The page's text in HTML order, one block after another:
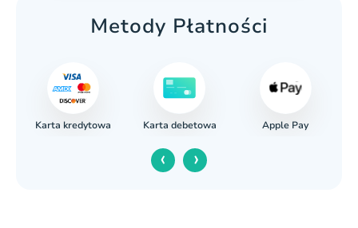
Metody Płatności
Karta kredytowa Karta debetowa Apple Pay
‹ ›